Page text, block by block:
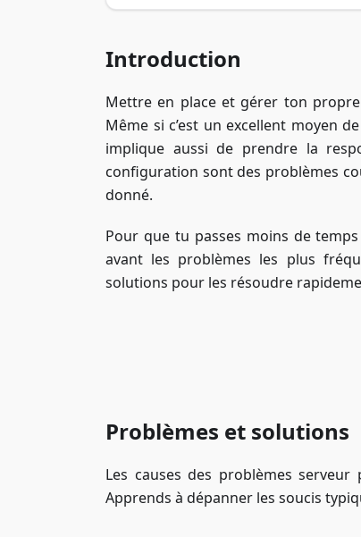
Introduction
Mettre en place et gérer ton
Même si c’est un excellent moyen
implique aussi de prendre la
configuration sont des problèmes
donné.
Pour que tu passes moins de
avant les problèmes les plus
solutions pour les résoudre
Problèmes et solutions
Les causes des problèmes
Apprends à dépanner les soucis